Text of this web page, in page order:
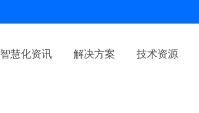
智慧化资讯 解决方案 技术资源